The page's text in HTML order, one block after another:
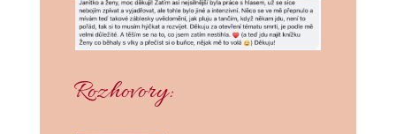
Rozhovory: